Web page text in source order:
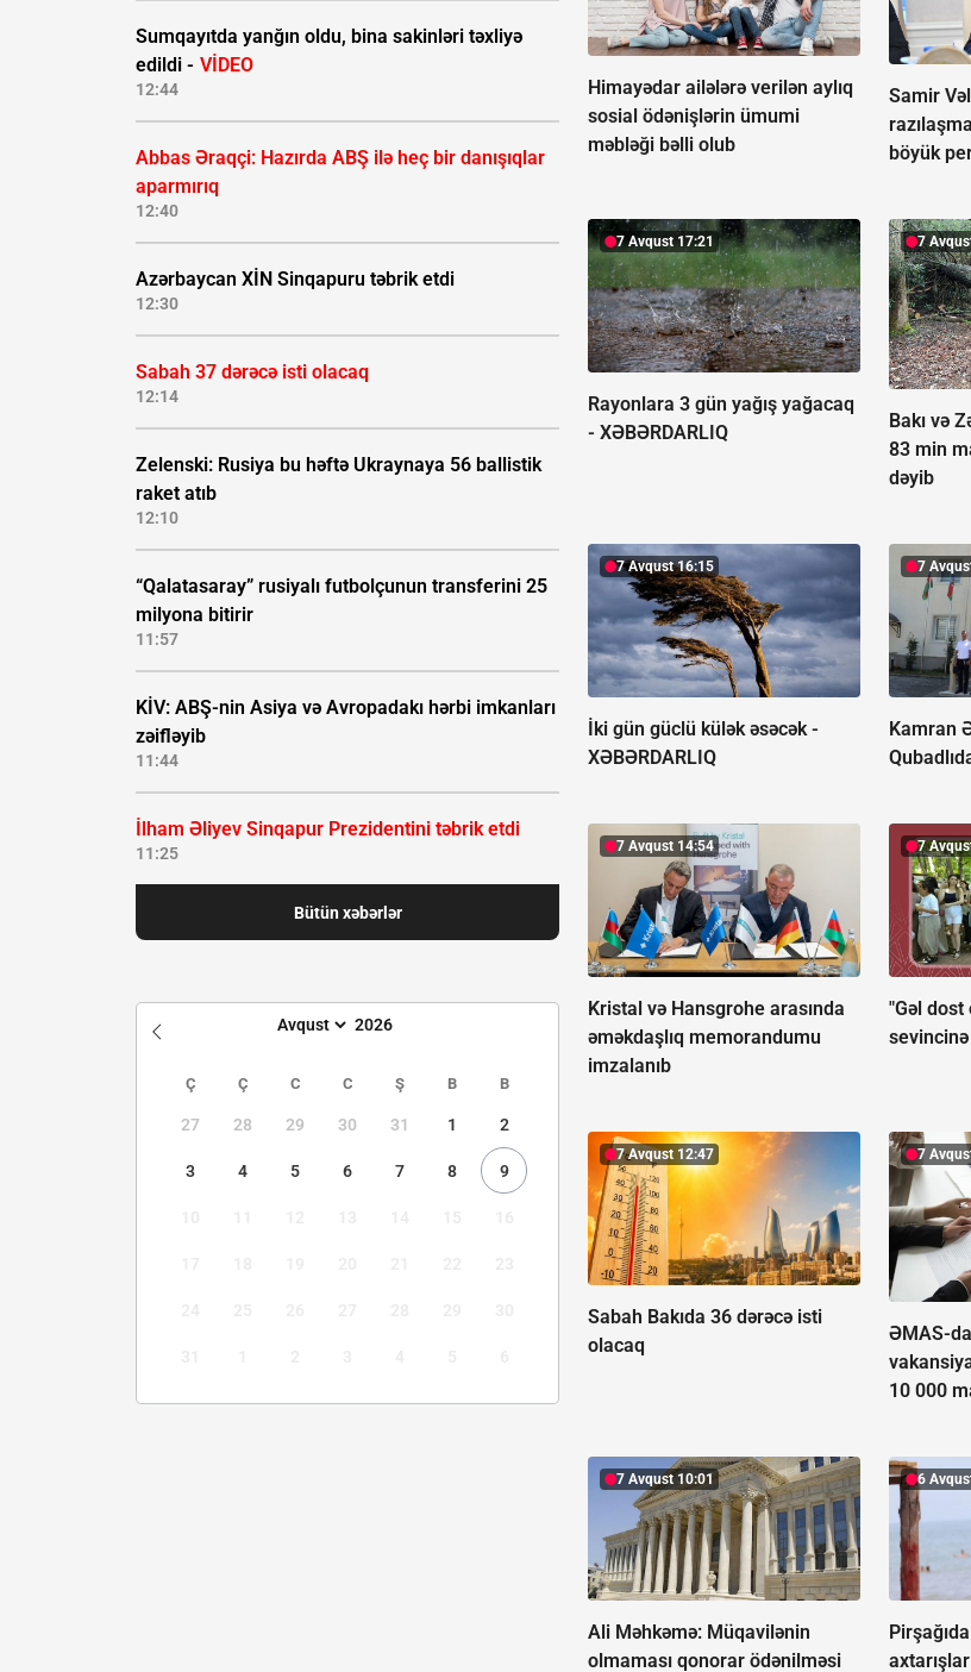
Sumqayıtda yanğın oldu, bina sakinləri təxliyə
edildi - VİDEO
12:44
Abbas Əraqçi: Hazırda ABŞ ilə heç bir danışıqlar
aparmırıq
12:40
Azərbaycan XİN Sinqapuru təbrik etdi
12:30
Sabah 37 dərəcə isti olacaq
12:14
Zelenski: Rusiya bu həftə Ukraynaya 56 ballistik
raket atıb
12:10
“Qalatasaray” rusiyalı futbolçunun transferini 25
milyona bitirir
11:57
KİV: ABŞ-nin Asiya və Avropadakı hərbi imkanları
zəifləyib
11:44
İlham Əliyev Sinqapur Prezidentini təbrik etdi
11:25
Bütün xəbərlər
Ç Ç C C Ş B B
27 28 29 30 31 1 2
3 4 5 6 7 8 9
Himayədar ailələrə verilən aylıq
sosial ödənişlərin ümumi
məbləği bəlli olub
Samir
böyük
7 Avqust 17:21
Rayonlara 3 gün yağış yağacaq
- XƏBƏRDARLIQ
7
Bakı və
83 min
dəyib
7 Avqust 16:15
İki gün güclü külək əsəcək -
XƏBƏRDARLIQ
7
Kamran
7 Avqust 14:54
Kristal və Hansgrohe arasında
əməkdaşlıq memorandumu
imzalanıb
7
"Gəl dost
7 Avqust 12:47
Sabah Bakıda 36 dərəcə isti
olacaq
7
ƏMAS-
10 000
7 Avqust 10:01
Ali Məhkəmə: Müqavilənin
olmaması qonorar ödənilməsi
6